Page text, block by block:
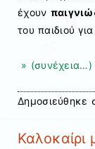
έχουν
του παιδιού
» (συνέχεια…)
Δημοσιεύθηκε
Καλοκαίρι